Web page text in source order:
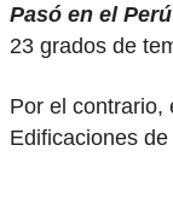
Pasó en el Perú
23 grados de
Por el contrario,
Edificaciones